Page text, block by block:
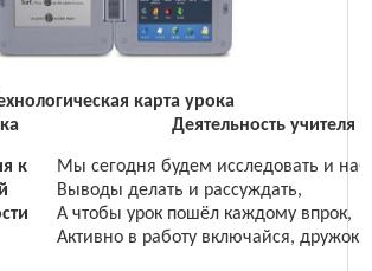
карта урока
Деятельность учителя
к
Мы сегодня будем исследовать и
Выводы делать и рассуждать,
А чтобы урок пошёл каждому впрок,
Активно в работу включайся, дружок